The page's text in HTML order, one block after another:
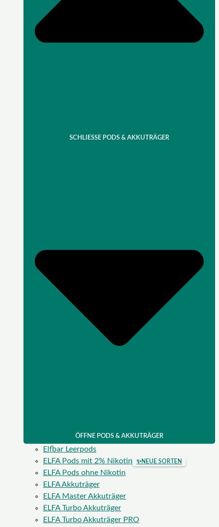
SCHLIESSE PODS & AKKUTRÄGER
ÖFFNE PODS & AKKUTRÄGER
Elfbar Leerpods
ELFA Pods mit 2% Nikotin
✨NEUE SORTEN
ELFA Pods ohne Nikotin
ELFA Akkuträger
ELFA Master Akkuträger
ELFA Turbo Akkuträger
ELFA Turbo Akkuträger PRO